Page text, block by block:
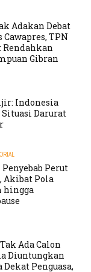
Adakan Debat
Cawapres, TPN
Rendahkan
Gibran
Indonesia
Darurat
Perut
Akibat Pola
hingga
Ada Calon
Diuntungkan
Dekat Penguasa,